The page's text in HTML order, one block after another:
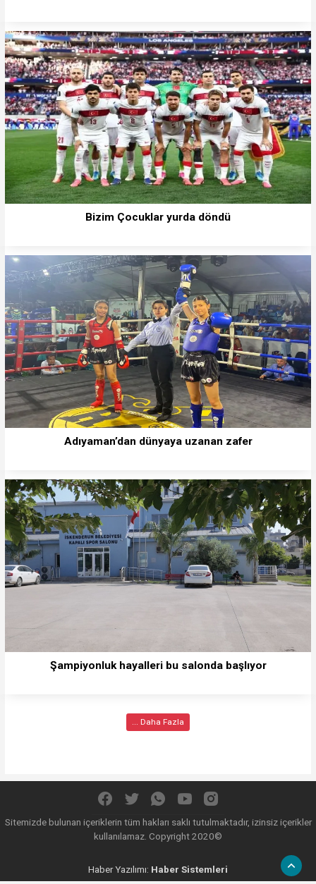
Bizim Çocuklar yurda döndü
Adıyaman’dan dünyaya uzanan zafer
Şampiyonluk hayalleri bu salonda başlıyor
... Daha Fazla
Sitemizde bulunan içeriklerin tüm hakları saklı tutulmaktadır, izinsiz içerikler
kullanılamaz. Copyright 2020©
Haber Yazılımı: Haber Sistemleri